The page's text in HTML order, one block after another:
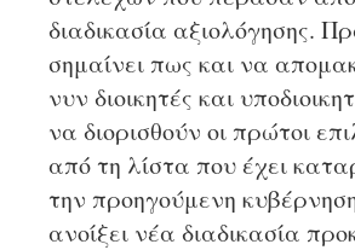
διαδικασία αξιολόγησης.
σημαίνει πως και να
νυν διοικητές και
να διορισθούν οι πρώτοι
από τη λίστα που έχει
την προηγούμενη
ανοίξει νέα διαδικασία